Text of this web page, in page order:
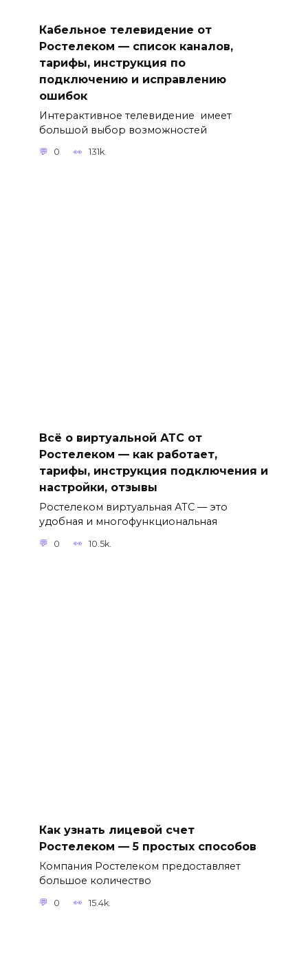
Кабельное телевидение от
Ростелеком — список каналов,
тарифы, инструкция по
подключению и исправлению
ошибок
Интерактивное телевидение имеет
большой выбор возможностей
0 131k.
Всё о виртуальной АТС от
Ростелеком — как работает,
тарифы, инструкция подключения и
настройки, отзывы
Ростелеком виртуальная АТС — это
удобная и многофункциональная
0 10.5k.
Как узнать лицевой счет
Ростелеком — 5 простых способов
Компания Ростелеком предоставляет
большое количество
0 15.4k.